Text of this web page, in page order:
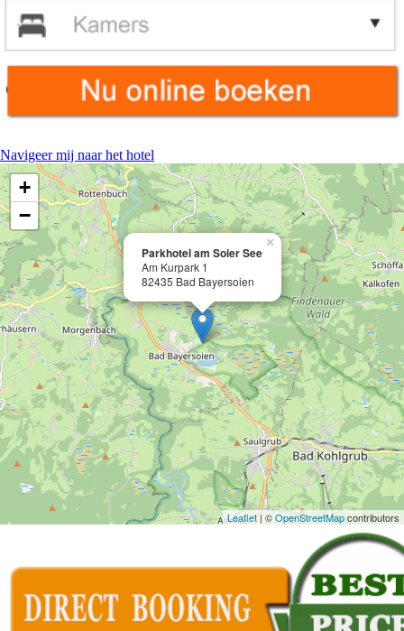
Navigeer mij naar het hotel
Parkhotel am Soier See
Am Kurpark 1
82435 Bad Bayersoien
×
+
−
Leaflet| ©OpenStreetMapcontributors